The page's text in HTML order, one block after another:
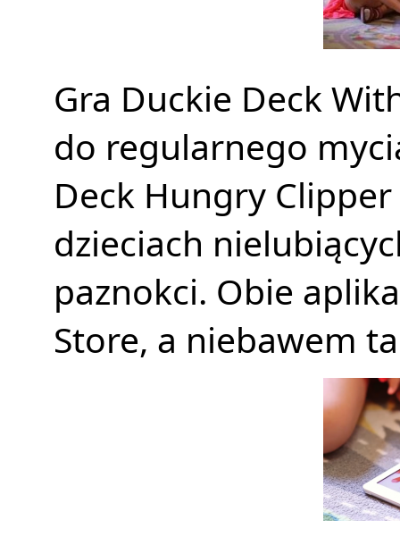
Gra Duckie Deck
do regularnego
Deck Hungry
dzieciach
paznokci. Obie
Store, a niebawem